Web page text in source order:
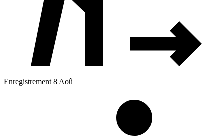
Enregistrement 8 Aoû